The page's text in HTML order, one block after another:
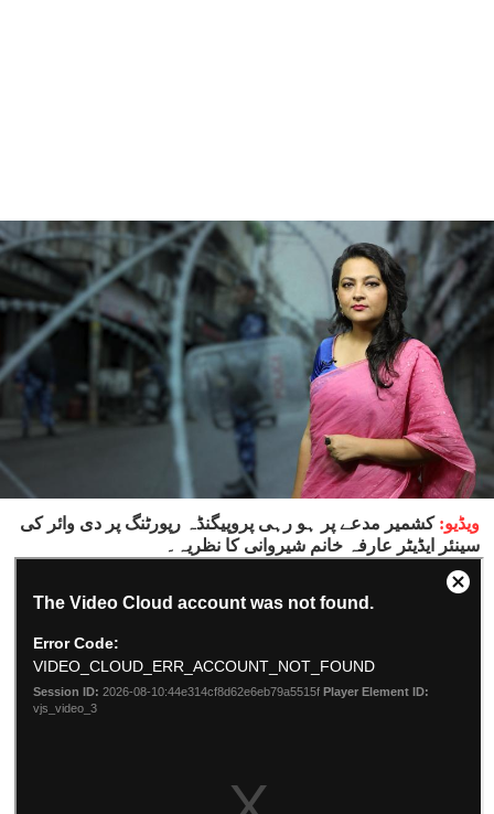
ویڈیو: کشمیر مدعے پر ہو رہی پروپیگنڈہ رپورٹنگ پر دی وائر کی
سینئر ایڈیٹر عارفہ خانم شیروانی کا نظریہ۔